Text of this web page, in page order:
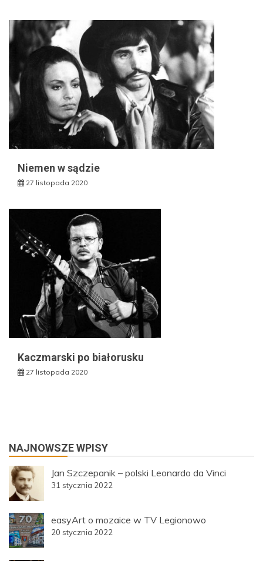
Niemen w sądzie
27 listopada 2020
Kaczmarski po białorusku
27 listopada 2020
NAJNOWSZE WPISY
Jan Szczepanik – polski Leonardo da Vinci
31 stycznia 2022
easyArt o mozaice w TV Legionowo
20 stycznia 2022